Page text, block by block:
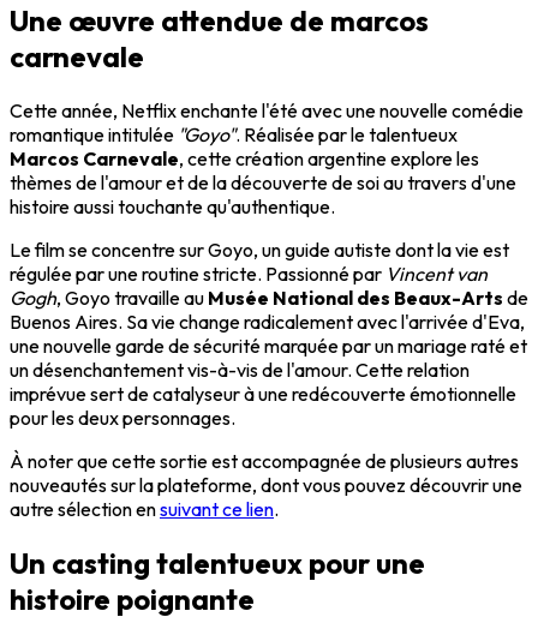
Une œuvre attendue de marcos
carnevale
Cette année, Netflix enchante l'été avec une nouvelle comédie
romantique intitulée "Goyo". Réalisée par le talentueux
Marcos Carnevale, cette création argentine explore les
thèmes de l'amour et de la découverte de soi au travers d'une
histoire aussi touchante qu'authentique.
Le film se concentre sur Goyo, un guide autiste dont la vie est
régulée par une routine stricte. Passionné par Vincent van
Gogh, Goyo travaille au Musée National des Beaux-Arts de
Buenos Aires. Sa vie change radicalement avec l'arrivée d'Eva,
une nouvelle garde de sécurité marquée par un mariage raté et
un désenchantement vis-à-vis de l'amour. Cette relation
imprévue sert de catalyseur à une redécouverte émotionnelle
pour les deux personnages.
À noter que cette sortie est accompagnée de plusieurs autres
nouveautés sur la plateforme, dont vous pouvez découvrir une
autre sélection ensuivant ce lien.
Un casting talentueux pour une
histoire poignante